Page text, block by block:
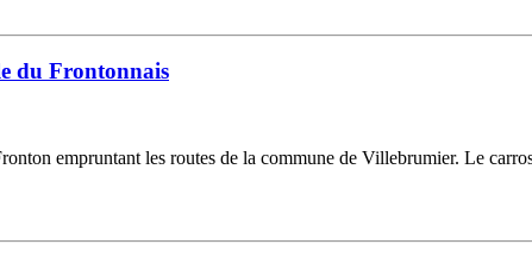
du Frontonnais
empruntant les routes de la commune de Villebrumier. Le